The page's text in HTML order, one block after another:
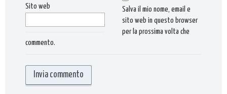
Sito web
Salva il mio nome, email e
sito web in questo browser
per la prossima volta che
commento.